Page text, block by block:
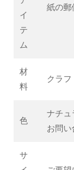
イ
テ
ム
紙の郵
材
料
クラ
色
ナチュ
お問い
サ